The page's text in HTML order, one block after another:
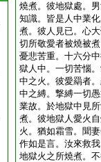
燒煮。彼地獄處。
知識。皆是人中業
煮。彼人見已。心
切所敬愛者被燒被
憂悲苦重。十六分
獄人中。一切苦惱
中之火。彼愛羂者
中之縛。撃縛一切
業故。於地獄中見
煮。彼地獄人愛火
火。猶如霜雪。聞
作如是言。汝來救
地獄火之所燒煮。